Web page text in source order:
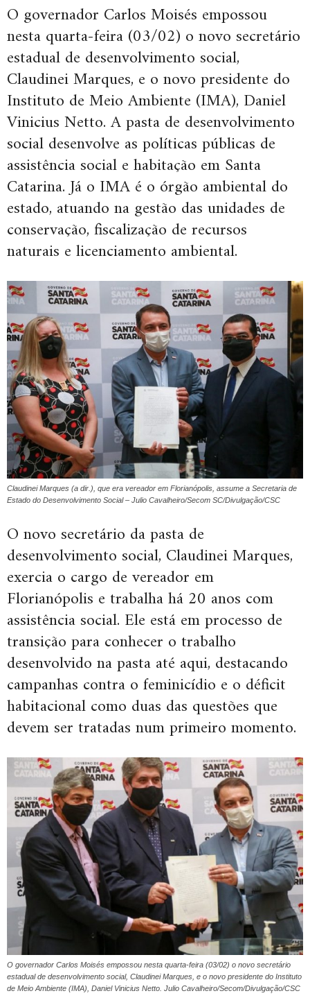
O governador Carlos Moisés empossou
nesta quarta-feira (03/02) o novo secretário
estadual de desenvolvimento social,
Claudinei Marques, e o novo presidente do
Instituto de Meio Ambiente (IMA), Daniel
Vinicius Netto.A pasta de desenvolvimento
social desenvolve as políticas públicas de
assistência social e habitação em Santa
Catarina. Já o IMA é o órgão ambiental do
estado, atuando na gestão das unidades de
conservação, fiscalização de recursos
naturais e licenciamento ambiental.
Claudinei Marques (a dir.), que era vereador em Florianópolis, assume a Secretaria de
Estado do Desenvolvimento Social – Julio Cavalheiro/Secom SC/Divulgação/CSC
O novo secretário da pasta de
desenvolvimento social, Claudinei Marques,
exercia o cargo de vereador em
Florianópolis e trabalha há 20 anos com
assistência social. Ele está em processo de
transição para conhecer o trabalho
desenvolvido na pasta até aqui, destacando
campanhas contra o feminicídio e o déficit
habitacional como duas das questões que
devem ser tratadas num primeiro momento.
O governador Carlos Moisés empossou nesta quarta-feira (03/02) o novo secretário
estadual de desenvolvimento social, Claudinei Marques, e o novo presidente do Instituto
de Meio Ambiente (IMA), Daniel Vinicius Netto. Julio Cavalheiro/Secom/Divulgação/CSC